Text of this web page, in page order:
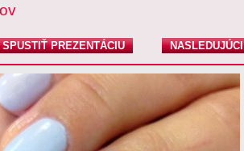
SPUSTIŤ PREZENTÁCIU NASLEDUJÚCI